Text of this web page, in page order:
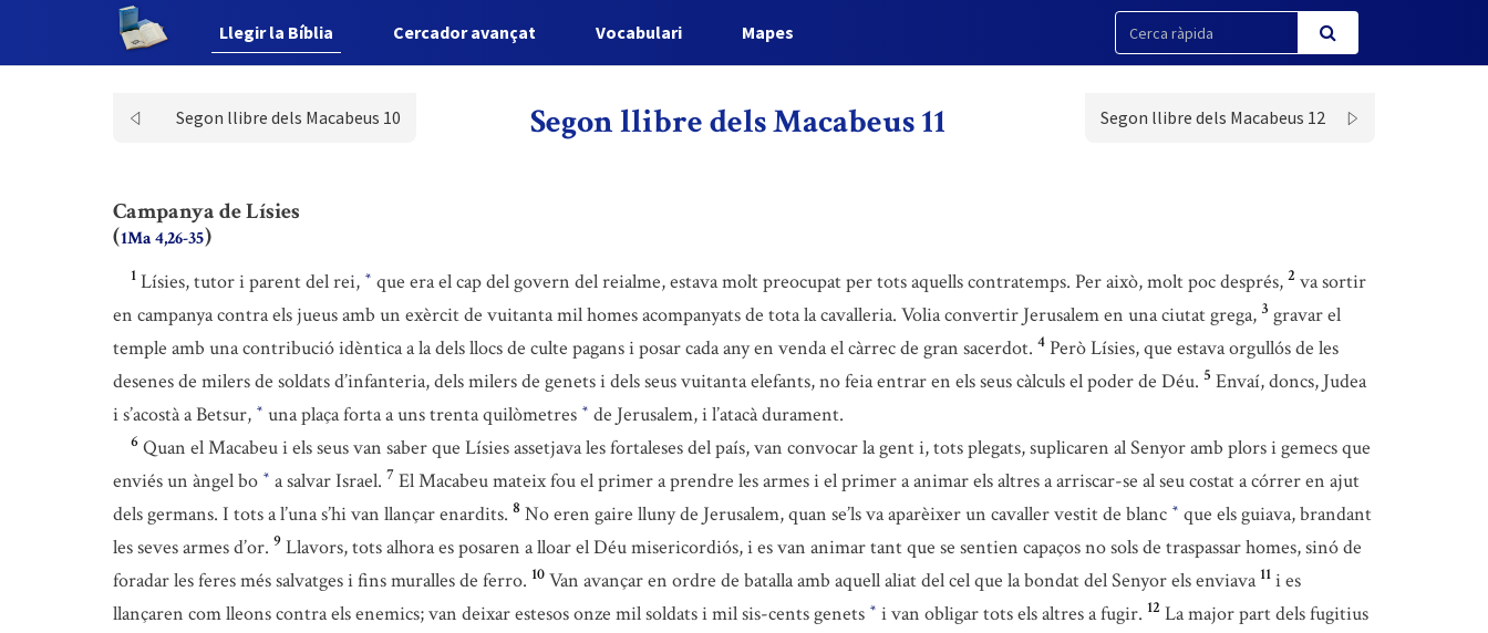
Llegir la Bíblia Cercador avançat Vocabulari Mapes
Segon llibre dels Macabeus 10 Segon llibre dels Macabeus 11 Segon llibre dels Macabeus 12
Campanya de Lísies
(1Ma 4,26-35)
1 Lísies, tutor i parent del rei, * que era el cap del govern del reialme, estava molt preocupat per tots aquells contratemps. Per això, molt poc després, 2 va sortir
en campanya contra els jueus amb un exèrcit de vuitanta mil homes acompanyats de tota la cavalleria. Volia convertir Jerusalem en una ciutat grega, 3 gravar el
temple amb una contribució idèntica a la dels llocs de culte pagans i posar cada any en venda el càrrec de gran sacerdot. 4 Però Lísies, que estava orgullós de les
desenes de milers de soldats d’infanteria, dels milers de genets i dels seus vuitanta elefants, no feia entrar en els seus càlculs el poder de Déu. 5 Envaí, doncs, Judea
i s’acostà a Betsur, * una plaça forta a uns trenta quilòmetres * de Jerusalem, i l’atacà durament.
6 Quan el Macabeu i els seus van saber que Lísies assetjava les fortaleses del país, van convocar la gent i, tots plegats, suplicaren al Senyor amb plors i gemecs que
enviés un àngel bo * a salvar Israel. 7 El Macabeu mateix fou el primer a prendre les armes i el primer a animar els altres a arriscar-se al seu costat a córrer en ajut
dels germans. I tots a l’una s’hi van llançar enardits. 8 No eren gaire lluny de Jerusalem, quan se’ls va aparèixer un cavaller vestit de blanc * que els guiava, brandant
les seves armes d’or. 9 Llavors, tots alhora es posaren a lloar el Déu misericordiós, i es van animar tant que se sentien capaços no sols de traspassar homes, sinó de
foradar les feres més salvatges i fins muralles de ferro. 10 Van avançar en ordre de batalla amb aquell aliat del cel que la bondat del Senyor els enviava 11 i es
llançaren com lleons contra els enemics; van deixar estesos onze mil soldats i mil sis-cents genets * i van obligar tots els altres a fugir. 12 La major part dels fugitius